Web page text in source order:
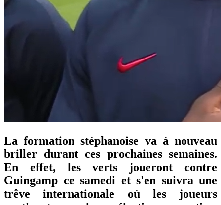
La formation stéphanoise va à nouveau
briller durant ces prochaines semaines.
En effet, les verts joueront contre
Guingamp ce samedi et s'en suivra une
trêve internationale où les joueurs